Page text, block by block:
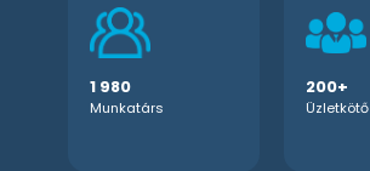
1 980
Munkatárs
200+
Üzletkötő